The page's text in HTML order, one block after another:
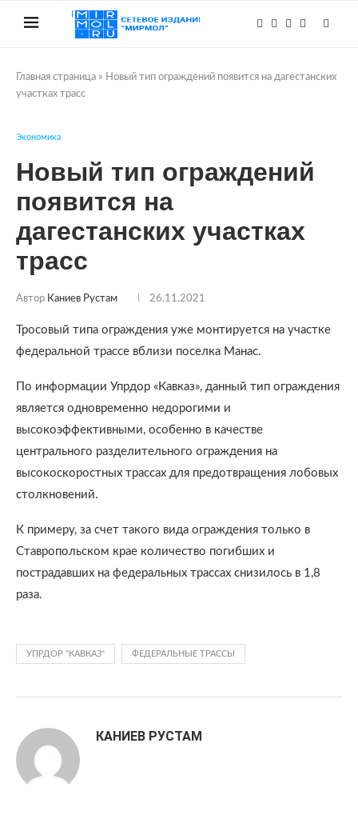
Главная страница » Новый тип ограждений появится на дагестанских
участках трасс
Экономика
Новый тип ограждений
появится на
дагестанских участках
трасс
Автор Каниев Рустам 26.11.2021
Тросовый типа ограждения уже монтируется на участке
федеральной трассе вблизи поселка Манас.
По информации Упрдор «Кавказ», данный тип ограждения
является одновременно недорогими и
высокоэффективными, особенно в качестве
центрального разделительного ограждения на
высокоскоростных трассах для предотвращения лобовых
столкновений.
К примеру, за счет такого вида ограждения только в
Ставропольском крае количество погибших и
пострадавших на федеральных трассах снизилось в 1,8
раза.
УПРДОР "КАВКАЗ" ФЕДЕРАЛЬНЫЕ ТРАССЫ
КАНИЕВ РУСТАМ